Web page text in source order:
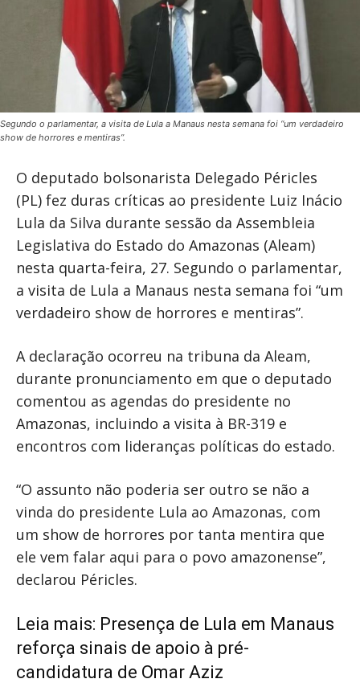
Segundo o parlamentar, a visita de Lula a Manaus nesta semana foi “um verdadeiro
show de horrores e mentiras”.
O deputado bolsonarista Delegado Péricles
(PL) fez duras críticas ao presidente Luiz Inácio
Lula da Silva durante sessão da Assembleia
Legislativa do Estado do Amazonas (Aleam)
nesta quarta-feira, 27. Segundo o parlamentar,
a visita de Lula a Manaus nesta semana foi “um
verdadeiro show de horrores e mentiras”.
A declaração ocorreu na tribuna da Aleam,
durante pronunciamento em que o deputado
comentou as agendas do presidente no
Amazonas, incluindo a visita à BR-319 e
encontros com lideranças políticas do estado.
“O assunto não poderia ser outro se não a
vinda do presidente Lula ao Amazonas, com
um show de horrores por tanta mentira que
ele vem falar aqui para o povo amazonense”,
declarou Péricles.
Leia mais: Presença de Lula em Manaus
reforça sinais de apoio à pré-
candidatura de Omar Aziz